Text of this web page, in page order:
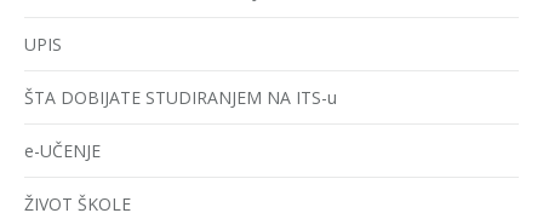
UPIS
ŠTA DOBIJATE STUDIRANJEM NA ITS-u
e-UČENJE
ŽIVOT ŠKOLE